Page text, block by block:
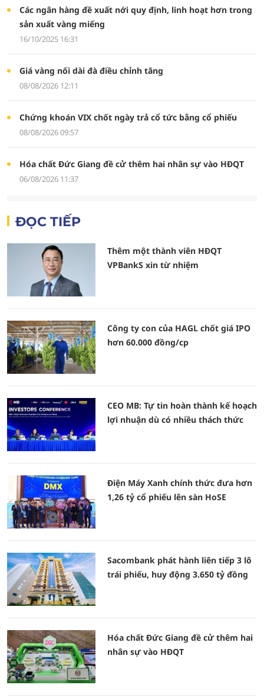
Các ngân hàng đề xuất nới quy định, linh hoạt hơn trong
sản xuất vàng miếng
16/10/2025 16:31
Giá vàng nối dài đà điều chỉnh tăng
08/08/2026 12:11
Chứng khoán VIX chốt ngày trả cổ tức bằng cổ phiếu
08/08/2026 09:57
Hóa chất Đức Giang đề cử thêm hai nhân sự vào HĐQT
06/08/2026 11:37
ĐỌC TIẾP
Thêm một thành viên HĐQT
VPBankS xin từ nhiệm
Công ty con của HAGL chốt giá IPO
hơn 60.000 đồng/cp
CEO MB: Tự tin hoàn thành kế hoạch
lợi nhuận dù có nhiều thách thức
Điện Máy Xanh chính thức đưa hơn
1,26 tỷ cổ phiếu lên sàn HoSE
Sacombank phát hành liên tiếp 3 lô
trái phiếu, huy động 3.650 tỷ đồng
Hóa chất Đức Giang đề cử thêm hai
nhân sự vào HĐQT